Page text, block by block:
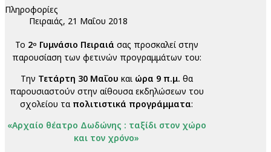
Πληροφορίες
Πειραιάς, 21 Μαΐου 2018
Το 2ο Γυμνάσιο Πειραιά σας προσκαλεί στην
παρουσίαση των φετινών προγραμμάτων του:
Την Τετάρτη 30 Μαΐου και ώρα 9 π.μ. θα
παρουσιαστούν στην αίθουσα εκδηλώσεων του
σχολείου τα πολιτιστικά προγράμματα:
«Αρχαίο θέατρο Δωδώνης : ταξίδι στον χώρο
και τον χρόνο»